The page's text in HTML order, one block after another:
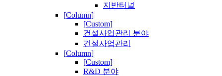
지반터널
[Column]
[Custom]
건설사업관리 분야
건설사업관리
[Column]
[Custom]
R&D 분야